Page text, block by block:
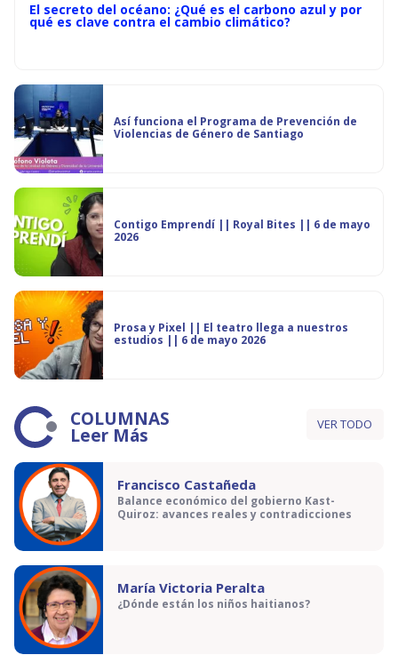
El secreto del océano: ¿Qué es el carbono azul y por
qué es clave contra el cambio climático?
Así funciona el Programa de Prevención de
Violencias de Género de Santiago
Contigo Emprendí || Royal Bites || 6 de mayo
2026
Prosa y Pixel || El teatro llega a nuestros
estudios || 6 de mayo 2026
COLUMNAS
Leer Más VER TODO
Francisco Castañeda
Balance económico del gobierno Kast-
Quiroz: avances reales y contradicciones
María Victoria Peralta
¿Dónde están los niños haitianos?